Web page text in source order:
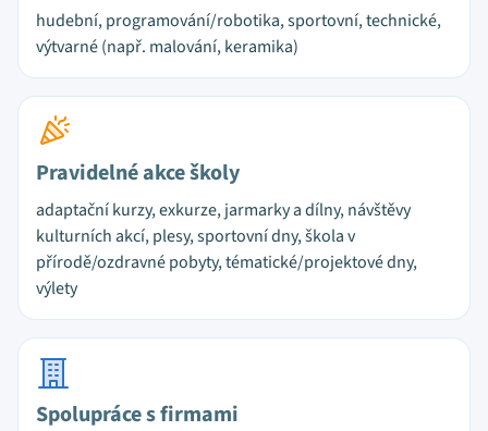
hudební, programování/robotika, sportovní, technické,
výtvarné (např. malování, keramika)
Pravidelné akce školy
adaptační kurzy, exkurze, jarmarky a dílny, návštěvy
kulturních akcí, plesy, sportovní dny, škola v
přírodě/ozdravné pobyty, tématické/projektové dny,
výlety
Spolupráce s firmami